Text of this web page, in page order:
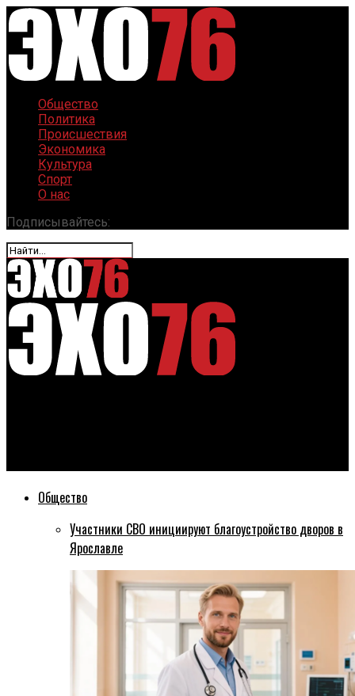
Общество
Политика
Происшествия
Экономика
Культура
Спорт
О нас
Подписывайтесь:
Общество
Участники СВО инициируют благоустройство дворов в
Ярославле